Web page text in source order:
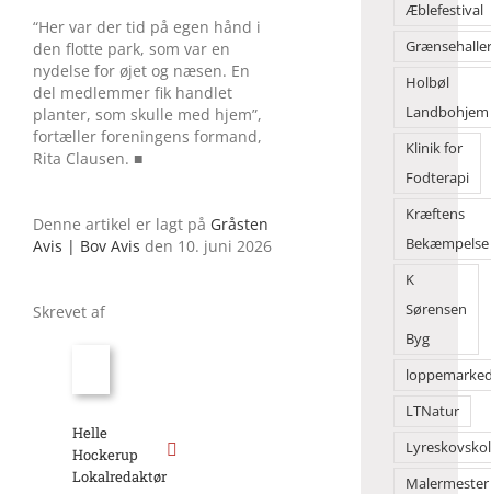
“Her var der tid på egen hånd i
den flotte park, som var en
nydelse for øjet og næsen. En
del medlemmer fik handlet
planter, som skulle med hjem”,
fortæller foreningens formand,
Rita Clausen. ■
Denne artikel er lagt på Gråsten
Avis | Bov Avis den 10. juni 2026
Skrevet af
Helle
Hockerup
Lokalredaktør
Æblefestival
Holbøl
Landbohjem
Klinik for
Fodterapi
Kræftens
Bekæmpelse
K
Sørensen
Byg
LTNatur
Malermester